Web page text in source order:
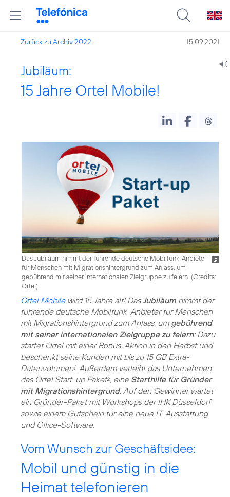
Zurück zu Archiv 2022 15.09.2021
Jubiläum:
15 Jahre Ortel Mobile!
Das Jubiläum nimmt der führende deutsche Mobilfunk-Anbieter
für Menschen mit Migrationshintergrund zum Anlass, um
gebührend mit seiner internationalen Zielgruppe zu feiern. (Credits:
Ortel)
Ortel Mobilewird 15 Jahre alt! DasJubiläum nimmt der
führende deutsche Mobilfunk-Anbieter für Menschen
mit Migrationshintergrund zum Anlass, um gebührend
mit seiner internationalen Zielgruppe zu feiern: Dazu
startet Ortel mit einer Bonus-Aktion in den Herbst und
beschenkt seine Kunden mit bis zu 15 GB Extra-
Datenvolumen1. Außerdem verleiht das Unternehmen
das Ortel Start-up Paket2, eine Starthilfe für Gründer
mit Migrationshintergrund. Auf den Gewinner wartet
ein Gründer-Paket mit Workshops der IHK Düsseldorf
sowie einem Gutschein für eine neue IT-Ausstattung
und Office-Software.
Vom Wunsch zur Geschäftsidee:
Mobil und günstig in die
Heimat telefonieren